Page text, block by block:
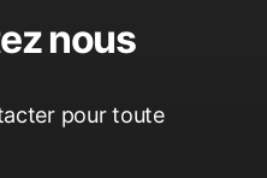
nous
pour toute